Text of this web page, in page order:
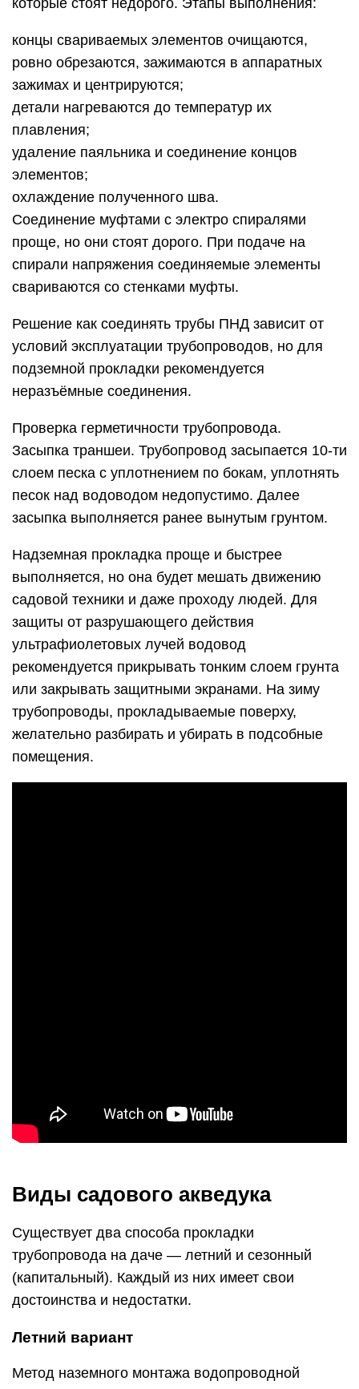
которые стоят недорого. Этапы выполнения:
концы свариваемых элементов очищаются,
ровно обрезаются, зажимаются в аппаратных
зажимах и центрируются;
детали нагреваются до температур их
плавления;
удаление паяльника и соединение концов
элементов;
охлаждение полученного шва.
Соединение муфтами с электро спиралями
проще, но они стоят дорого. При подаче на
спирали напряжения соединяемые элементы
свариваются со стенками муфты.
Решение как соединять трубы ПНД зависит от
условий эксплуатации трубопроводов, но для
подземной прокладки рекомендуется
неразъёмные соединения.
Проверка герметичности трубопровода.
Засыпка траншеи. Трубопровод засыпается 10-ти
слоем песка с уплотнением по бокам, уплотнять
песок над водоводом недопустимо. Далее
засыпка выполняется ранее вынутым грунтом.
Надземная прокладка проще и быстрее
выполняется, но она будет мешать движению
садовой техники и даже проходу людей. Для
защиты от разрушающего действия
ультрафиолетовых лучей водовод
рекомендуется прикрывать тонким слоем грунта
или закрывать защитными экранами. На зиму
трубопроводы, прокладываемые поверху,
желательно разбирать и убирать в подсобные
помещения.
Виды садового акведука
Существует два способа прокладки
трубопровода на даче — летний и сезонный
(капитальный). Каждый из них имеет свои
достоинства и недостатки.
Летний вариант
Метод наземного монтажа водопроводной